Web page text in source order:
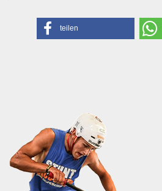
teilen